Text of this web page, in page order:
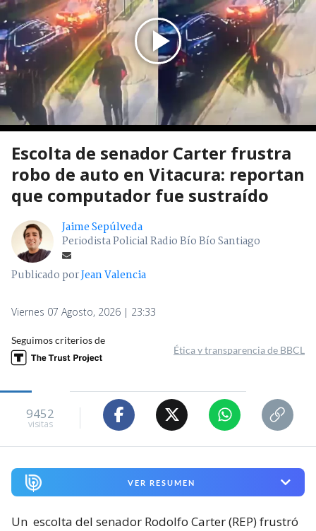
Escolta de senador Carter frustra
robo de auto en Vitacura: reportan
que computador fue sustraído
Jaime Sepúlveda
Periodista Policial Radio Bío Bío Santiago
Publicado porJean Valencia
Viernes 07 Agosto, 2026 | 23:33
Seguimos criterios de
Ética y transparencia de BBCL
9452
visitas
VER RESUMEN
Un escolta del senador Rodolfo Carter (REP) frustró